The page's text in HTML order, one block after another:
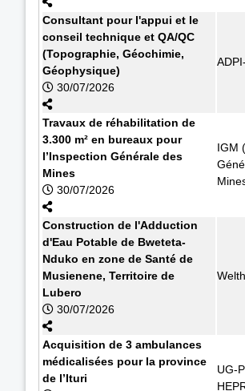
Consultant pour l'appui et le
conseil technique et QA/QC
(Topographie, Géochimie,
Géophysique)
30/07/2026
Travaux de réhabilitation de
3.300 m² en bureaux pour
l’Inspection Générale des
Mines
30/07/2026
IGM
Construction de l'Adduction
d'Eau Potable de Bweteta-
Nduko en zone de Santé de
Musienene, Territoire de
Lubero
30/07/2026
Acquisition de 3 ambulances
médicalisées pour la province
de l’Ituri
UG-